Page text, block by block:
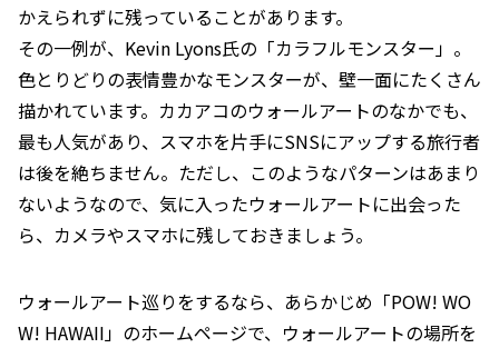
かえられずに残っていることがあります。
その一例が、Kevin Lyons氏の「カラフルモンスター」。
色とりどりの表情豊かなモンスターが、壁一面にたくさん
描かれています。カカアコのウォールアートのなかでも、
最も人気があり、スマホを片手にSNSにアップする旅行者
は後を絶ちません。ただし、このようなパターンはあまり
ないようなので、気に入ったウォールアートに出会った
ら、カメラやスマホに残しておきましょう。
ウォールアート巡りをするなら、あらかじめ「POW! WO
W! HAWAII」のホームページで、ウォールアートの場所を